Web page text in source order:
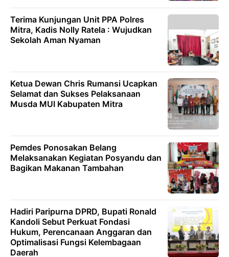
Terima Kunjungan Unit PPA Polres
Mitra, Kadis Nolly Ratela : Wujudkan
Sekolah Aman Nyaman
Ketua Dewan Chris Rumansi Ucapkan
Selamat dan Sukses Pelaksanaan
Musda MUI Kabupaten Mitra
Pemdes Ponosakan Belang
Melaksanakan Kegiatan Posyandu dan
Bagikan Makanan Tambahan
Hadiri Paripurna DPRD, Bupati Ronald
Kandoli Sebut Perkuat Fondasi
Hukum, Perencanaan Anggaran dan
Optimalisasi Fungsi Kelembagaan
Daerah